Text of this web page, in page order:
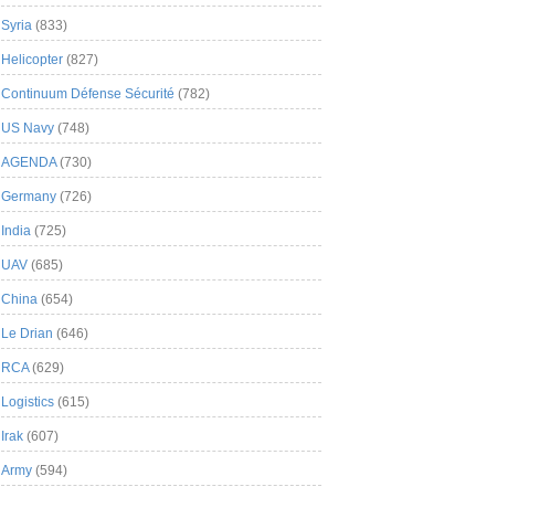
Syria (833)
Helicopter (827)
Continuum Défense Sécurité (782)
US Navy (748)
AGENDA(730)
Germany (726)
India (725)
UAV (685)
China (654)
Le Drian (646)
RCA(629)
Logistics (615)
Irak (607)
Army (594)